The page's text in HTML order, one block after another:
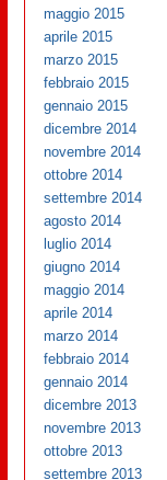
maggio 2015
aprile 2015
marzo 2015
febbraio 2015
gennaio 2015
dicembre 2014
novembre 2014
ottobre 2014
settembre 2014
agosto 2014
luglio 2014
giugno 2014
maggio 2014
aprile 2014
marzo 2014
febbraio 2014
gennaio 2014
dicembre 2013
novembre 2013
ottobre 2013
settembre 2013